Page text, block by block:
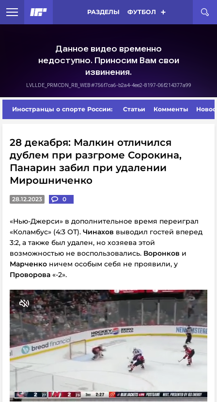
РАЗДЕЛЫ ФУТБОЛ
Иностранцы о спорте России: Статьи Комменты
28 декабря: Малкин отличился
дублем при разгроме Сорокина,
Панарин забил при удалении
Мирошниченко
28.12.2023 0
«Нью-Джерси» в дополнительное время переиграл
«Коламбус» (4:3 ОТ). Чинахов выводил гостей вперед
3:2, а также был удален, но хозяева этой
возможностью не воспользовались. Воронков и
Марченко ничем особым себя не проявили, у
Проворова «-2».